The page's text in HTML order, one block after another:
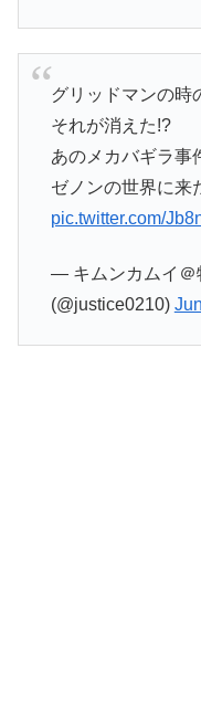
グリッドマンの時
それが消えた!?
あのメカバギラ事
ゼノンの世界に来
pic.twitter.com/
— キムンカムイ＠
(@justice0210)